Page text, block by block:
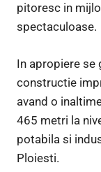
pitoresc in
spectaculoase.
In apropiere se
constructie
avand o
465 metri la
potabila si
Ploiesti.